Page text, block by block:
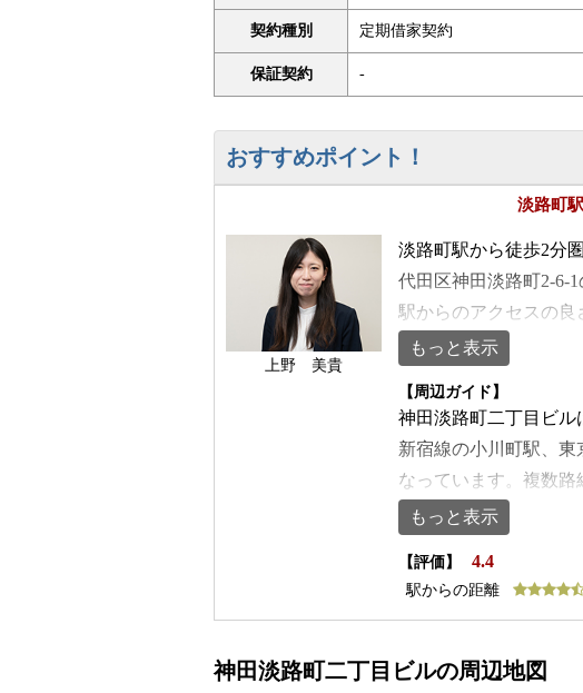
契約種別 定期借家契約
保証契約 -
おすすめポイント！
淡路町
上野 美貴
淡路町駅から徒歩2分
代田区神田淡路町2-6-
駅からのアクセスの
新御茶ノ水駅より徒
上8階建て、新耐震基
放で、開放時間は
式駐車場を完備して
ア・光ファイバー導入
放的な室内空間です
性、設備ともに充実
もっと表示
【周辺ガイド】
神田淡路町二丁目ビル
新宿線の小川町駅、
なっています。複数
もスムーズに可能と
約110メートル(徒歩
・みずほ銀行 神田支
もっと表示
【評価】 4.4
駅からの距離
神田淡路町二丁目ビルの周辺地図